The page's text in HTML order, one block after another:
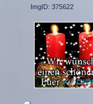
ImgID: 375622